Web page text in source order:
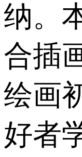
纳。
合插
绘画
好者